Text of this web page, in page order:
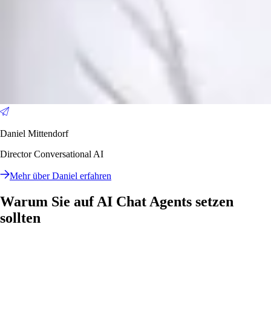
Daniel Mittendorf
Director Conversational AI
Mehr über Daniel erfahren
Warum Sie auf AI Chat Agents setzen
sollten